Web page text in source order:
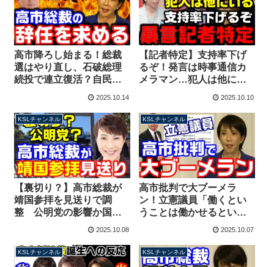
高市降ろし始まる！総裁
選はやり直し、石破総理
続投で連立復活？自民党
いたヘタレ議員が判明
【KSLチャンネル】
2025.10.14
【記者特定】支持率下げ
るぞ！発言は時事通信カ
メラマン…犯人は他にい
蔽？高市早苗総裁待機中
の暴言【KSLチャンネ
ル】
2025.10.10
KSLチャンネル
【裏切り？】高市総裁が
靖国参拝を見送りで調
整 公明党の影響か国益
重視の判断か？首班指名
【KSLチャンネル】
2025.10.08
KSLチャンネル
高市批判で大ブーメラ
ン！立憲議員「働くとい
うことは働かせるという
こと」意味不明な難癖も
しまう【KSLチャンネ
ル】
2025.10.07
KSLチャンネル KSLチャンネル